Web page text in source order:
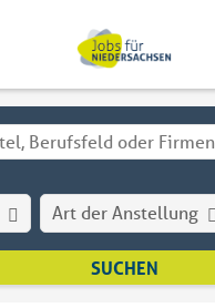
Art der Anstellung